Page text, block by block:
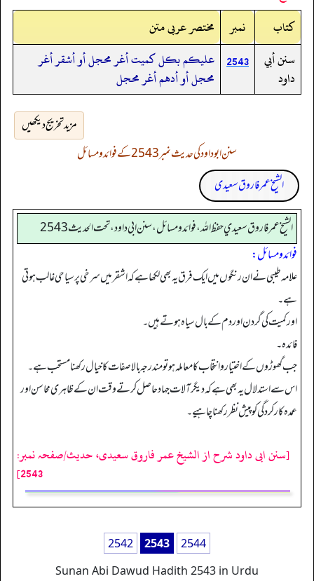
کتاب
نمبر
مختصر عربی متن
سنن أبي
داود
2543 عليكم بكل كميت أغر محجل أو أشقر أغر
محجل أو أدهم أغر محجل
مزید تخریج دیکھیں
سنن ابوداود کی حدیث نمبر 2543 کے فوائد و مسائل
الشیخ عمر فاروق سعیدی
الشيخ عمر فاروق سعيدي حفظ الله، فوائد و مسائل، سنن ابي داود ، تحت الحديث 2543
فوائد ومسائل:
علامہ طیبی نے ان رنگوں میں ایک فرق یہ بھی لکھا ہے کہ اشقر میں سرخی پر سیاحی غالب ہوتی
ہے۔
اور کمیت کی گردن اور دم کے بال سیاہ ہوتے ہیں۔
فائدہ۔
جب گھوڑوں کے اختیار وانتخاب کا معاملہ ہو تو مندرجہ بالا صفات کا خیال رکھنا مستحب ہے۔
اس سے استدلال یہ بھی ہے کہ دیگر آلات جہاد حاصل کرتے وقت ان کے ظاہر ی محاسن اور
عمدہ کارکردگی کو پیش نظر رکھنا چاہیے۔
[سنن ابی داود شرح از الشیخ عمر فاروق سعیدی، حدیث/صفحہ نمبر:
2543]
2542 2543
2544
Sunan Abi Dawud Hadith 2543 in Urdu